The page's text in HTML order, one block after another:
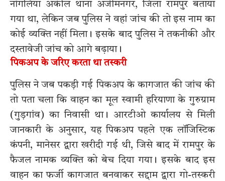
नांगलिया अकील थाना अजीमनगर, जिला रामपुर बताया
गया था, लेकिन जब पुलिस ने वहां जांच की तो इस नाम का
कोई व्यक्ति नहीं मिला। इसके बाद पुलिस ने तकनीकी और
दस्तावेजी जांच को आगे बढ़ाया।
पिकअप के जरिए करता था तस्करी
पुलिस ने जब पकड़ी गई पिकअप के कागजात की जांच की
तो पता चला कि वाहन का मूल स्वामी हरियाणा के गुरुग्राम
(गुड़गांव) का निवासी था। आरटीओ कार्यालय से मिली
जानकारी के अनुसार, यह पिकअप पहले एक लॉजिस्टिक
कंपनी, मानेसर द्वारा खरीदी गई थी, जिसे बाद में रामपुर के
फैजल नामक व्यक्ति को बेच दिया गया। इसके बाद इस
वाहन का फर्जी कागजात बनवाकर सद्दाम द्वारा गो-तस्करी